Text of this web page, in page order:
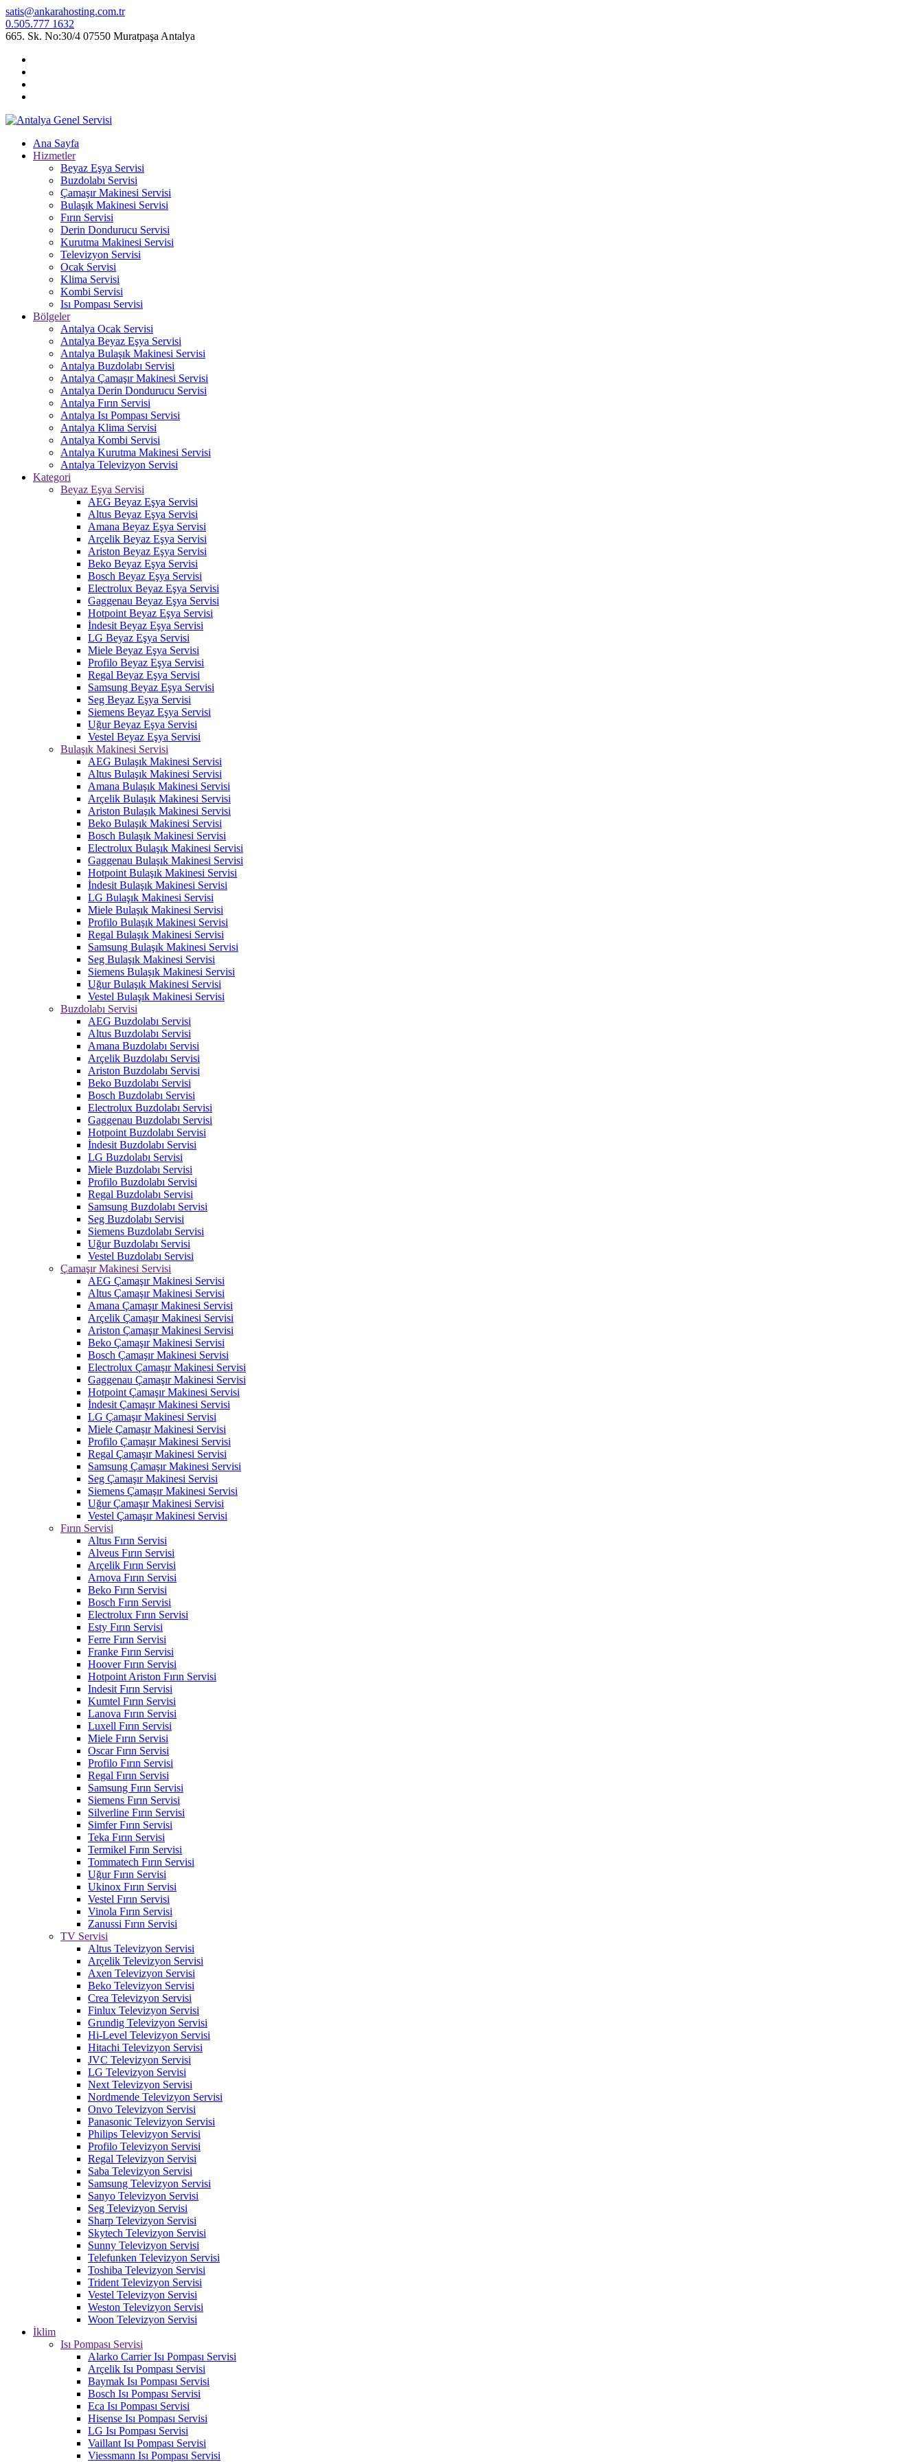
satis@ankarahosting.com.tr
0.505.777 1632
665. Sk. No:30/4 07550 Muratpaşa Antalya
Ana Sayfa
Hizmetler
Beyaz Eşya Servisi
Buzdolabı Servisi
Çamaşır Makinesi Servisi
Bulaşık Makinesi Servisi
Fırın Servisi
Derin Dondurucu Servisi
Kurutma Makinesi Servisi
Televizyon Servisi
Ocak Servisi
Klima Servisi
Kombi Servisi
Isı Pompası Servisi
Bölgeler
Antalya Ocak Servisi
Antalya Beyaz Eşya Servisi
Antalya Bulaşık Makinesi Servisi
Antalya Buzdolabı Servisi
Antalya Çamaşır Makinesi Servisi
Antalya Derin Dondurucu Servisi
Antalya Fırın Servisi
Antalya Isı Pompası Servisi
Antalya Klima Servisi
Antalya Kombi Servisi
Antalya Kurutma Makinesi Servisi
Antalya Televizyon Servisi
Kategori
Beyaz Eşya Servisi
AEG Beyaz Eşya Servisi
Altus Beyaz Eşya Servisi
Amana Beyaz Eşya Servisi
Arçelik Beyaz Eşya Servisi
Ariston Beyaz Eşya Servisi
Beko Beyaz Eşya Servisi
Bosch Beyaz Eşya Servisi
Electrolux Beyaz Eşya Servisi
Gaggenau Beyaz Eşya Servisi
Hotpoint Beyaz Eşya Servisi
İndesit Beyaz Eşya Servisi
LG Beyaz Eşya Servisi
Miele Beyaz Eşya Servisi
Profilo Beyaz Eşya Servisi
Regal Beyaz Eşya Servisi
Samsung Beyaz Eşya Servisi
Seg Beyaz Eşya Servisi
Siemens Beyaz Eşya Servisi
Uğur Beyaz Eşya Servisi
Vestel Beyaz Eşya Servisi
Bulaşık Makinesi Servisi
AEG Bulaşık Makinesi Servisi
Altus Bulaşık Makinesi Servisi
Amana Bulaşık Makinesi Servisi
Arçelik Bulaşık Makinesi Servisi
Ariston Bulaşık Makinesi Servisi
Beko Bulaşık Makinesi Servisi
Bosch Bulaşık Makinesi Servisi
Electrolux Bulaşık Makinesi Servisi
Gaggenau Bulaşık Makinesi Servisi
Hotpoint Bulaşık Makinesi Servisi
İndesit Bulaşık Makinesi Servisi
LG Bulaşık Makinesi Servisi
Miele Bulaşık Makinesi Servisi
Profilo Bulaşık Makinesi Servisi
Regal Bulaşık Makinesi Servisi
Samsung Bulaşık Makinesi Servisi
Seg Bulaşık Makinesi Servisi
Siemens Bulaşık Makinesi Servisi
Uğur Bulaşık Makinesi Servisi
Vestel Bulaşık Makinesi Servisi
Buzdolabı Servisi
AEG Buzdolabı Servisi
Altus Buzdolabı Servisi
Amana Buzdolabı Servisi
Arçelik Buzdolabı Servisi
Ariston Buzdolabı Servisi
Beko Buzdolabı Servisi
Bosch Buzdolabı Servisi
Electrolux Buzdolabı Servisi
Gaggenau Buzdolabı Servisi
Hotpoint Buzdolabı Servisi
İndesit Buzdolabı Servisi
LG Buzdolabı Servisi
Miele Buzdolabı Servisi
Profilo Buzdolabı Servisi
Regal Buzdolabı Servisi
Samsung Buzdolabı Servisi
Seg Buzdolabı Servisi
Siemens Buzdolabı Servisi
Uğur Buzdolabı Servisi
Vestel Buzdolabı Servisi
Çamaşır Makinesi Servisi
AEG Çamaşır Makinesi Servisi
Altus Çamaşır Makinesi Servisi
Amana Çamaşır Makinesi Servisi
Arçelik Çamaşır Makinesi Servisi
Ariston Çamaşır Makinesi Servisi
Beko Çamaşır Makinesi Servisi
Bosch Çamaşır Makinesi Servisi
Electrolux Çamaşır Makinesi Servisi
Gaggenau Çamaşır Makinesi Servisi
Hotpoint Çamaşır Makinesi Servisi
İndesit Çamaşır Makinesi Servisi
LG Çamaşır Makinesi Servisi
Miele Çamaşır Makinesi Servisi
Profilo Çamaşır Makinesi Servisi
Regal Çamaşır Makinesi Servisi
Samsung Çamaşır Makinesi Servisi
Seg Çamaşır Makinesi Servisi
Siemens Çamaşır Makinesi Servisi
Uğur Çamaşır Makinesi Servisi
Vestel Çamaşır Makinesi Servisi
Fırın Servisi
Altus Fırın Servisi
Alveus Fırın Servisi
Arçelik Fırın Servisi
Arnova Fırın Servisi
Beko Fırın Servisi
Bosch Fırın Servisi
Electrolux Fırın Servisi
Esty Fırın Servisi
Ferre Fırın Servisi
Franke Fırın Servisi
Hoover Fırın Servisi
Hotpoint Ariston Fırın Servisi
Indesit Fırın Servisi
Kumtel Fırın Servisi
Lanova Fırın Servisi
Luxell Fırın Servisi
Miele Fırın Servisi
Oscar Fırın Servisi
Profilo Fırın Servisi
Regal Fırın Servisi
Samsung Fırın Servisi
Siemens Fırın Servisi
Silverline Fırın Servisi
Simfer Fırın Servisi
Teka Fırın Servisi
Termikel Fırın Servisi
Tommatech Fırın Servisi
Uğur Fırın Servisi
Ukinox Fırın Servisi
Vestel Fırın Servisi
Vinola Fırın Servisi
Zanussi Fırın Servisi
TV Servisi
Altus Televizyon Servisi
Arçelik Televizyon Servisi
Axen Televizyon Servisi
Beko Televizyon Servisi
Crea Televizyon Servisi
Finlux Televizyon Servisi
Grundig Televizyon Servisi
Hi-Level Televizyon Servisi
Hitachi Televizyon Servisi
JVC Televizyon Servisi
LG Televizyon Servisi
Next Televizyon Servisi
Nordmende Televizyon Servisi
Onvo Televizyon Servisi
Panasonic Televizyon Servisi
Philips Televizyon Servisi
Profilo Televizyon Servisi
Regal Televizyon Servisi
Saba Televizyon Servisi
Samsung Televizyon Servisi
Sanyo Televizyon Servisi
Seg Televizyon Servisi
Sharp Televizyon Servisi
Skytech Televizyon Servisi
Sunny Televizyon Servisi
Telefunken Televizyon Servisi
Toshiba Televizyon Servisi
Trident Televizyon Servisi
Vestel Televizyon Servisi
Weston Televizyon Servisi
Woon Televizyon Servisi
İklim
Isı Pompası Servisi
Alarko Carrier Isı Pompası Servisi
Arçelik Isı Pompası Servisi
Baymak Isı Pompası Servisi
Bosch Isı Pompası Servisi
Eca Isı Pompası Servisi
Hisense Isı Pompası Servisi
LG Isı Pompası Servisi
Vaillant Isı Pompası Servisi
Viessmann Isı Pompası Servisi